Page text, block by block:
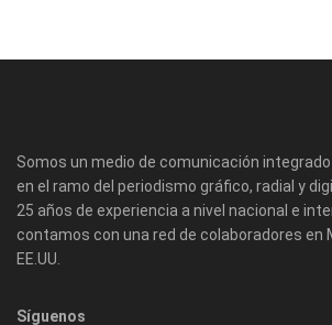
Somos un medio de comunicación
en el ramo del periodismo gráfico, radial y
25 años de experiencia a nivel nacional e
contamos con una red de colaboradores en
EE.UU.
Síguenos